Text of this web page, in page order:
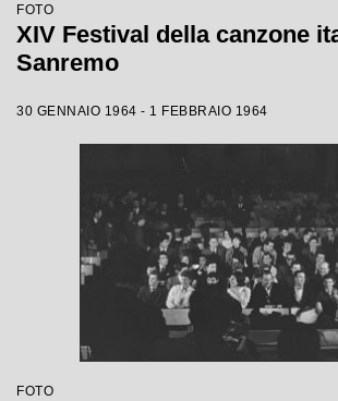
FOTO
XIV Festival della canzone
Sanremo
30 GENNAIO 1964 - 1 FEBBRAIO 1964
FOTO